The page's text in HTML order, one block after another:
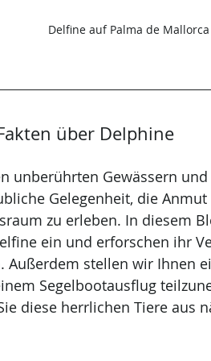
Delfine auf Palma de Mallorca
über Delphine
unberührten Gewässern
Gelegenheit, die
zu erleben. In diesem
ein und erforschen ihr
Außerdem stellen wir Ihnen
Segelbootausflug
diese herrlichen Tiere aus